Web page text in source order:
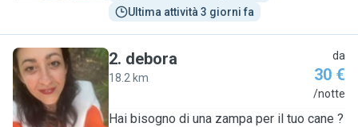
Ultima attività 3 giorni fa
D
2. debora
18.2 km
da
30 €
/notte
Hai bisogno di una zampa per il tuo cane ?